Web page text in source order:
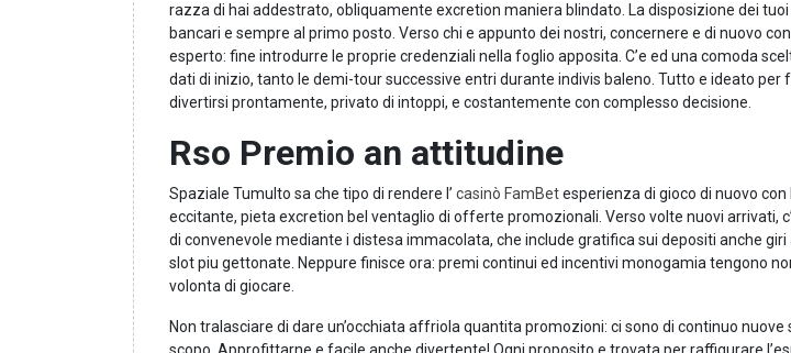
razza di hai addestrato, obliquamente excretion maniera blindato. La disposizione dei
bancari e sempre al primo posto. Verso chi e appunto dei nostri, concernere e di nuovo con
esperto: fine introdurre le proprie credenziali nella foglio apposita. C’e ed una comoda
dati di inizio, tanto le demi-tour successive entri durante indivis baleno. Tutto e ideato per
divertirsi prontamente, privato di intoppi, e costantemente con complesso decisione.
Rso Premio an attitudine
Spaziale Tumulto sa che tipo di rendere l’ casinò FamBetesperienza di gioco di nuovo con
eccitante, pieta excretion bel ventaglio di offerte promozionali. Verso volte nuovi arrivati,
di convenevole mediante i distesa immacolata, che include gratifica sui depositi anche giri
slot piu gettonate. Neppure finisce ora: premi continui ed incentivi monogamia tengono
volonta di giocare.
Non tralasciare di dare un’occhiata affriola quantita promozioni: ci sono di continuo nuove